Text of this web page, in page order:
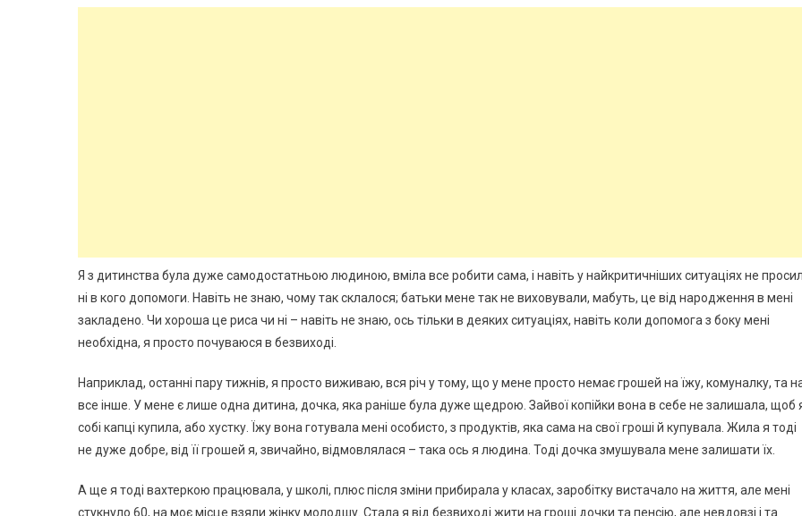
Я з дитинства була дуже самодостатньою людиною, вміла все робити сама, і навіть у найкритичніших ситуаціях не
ні в кого допомоги. Навіть не знаю, чому так склалося; батьки мене так не виховували, мабуть, це від народження в мені
закладено. Чи хороша це риса чи ні – навіть не знаю, ось тільки в деяких ситуаціях, навіть коли допомога з боку мені
необхідна, я просто почуваюся в безвиході.
Наприклад, останні пару тижнів, я просто виживаю, вся річ у тому, що у мене просто немає грошей на їжу, комуналку, та
все інше. У мене є лише одна дитина, дочка, яка раніше була дуже щедрою. Зайвої копійки вона в себе не залишала, щоб
собі капці купила, або хустку. Їжу вона готувала мені особисто, з продуктів, яка сама на свої гроші й купувала. Жила я тоді
не дуже добре, від її грошей я, звичайно, відмовлялася – така ось я людина. Тоді дочка змушувала мене залишати їх.
А ще я тоді вахтеркою працювала, у школі, плюс після зміни прибирала у класах, заробітку вистачало на життя, але мені
стукнуло 60, на моє місце взяли жінку молодшу. Стала я від безвиході жити на гроші дочки та пенсію, але невдовзі і та